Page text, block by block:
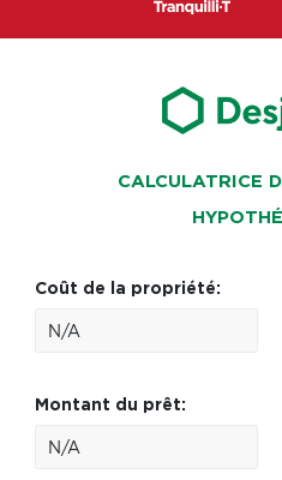
CALCULATRICE
Coût de la propriété:
Montant du prêt: